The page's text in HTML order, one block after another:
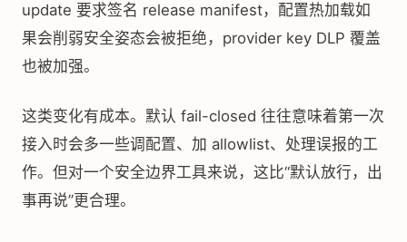
update 要求签名 release manifest，配置热加载如
果会削弱安全姿态会被拒绝，provider key DLP 覆盖
也被加强。
这类变化有成本。默认 fail-closed 往往意味着第一次
接入时会多一些调配置、加 allowlist、处理误报的工
作。但对一个安全边界工具来说，这比“默认放行，出
事再说”更合理。